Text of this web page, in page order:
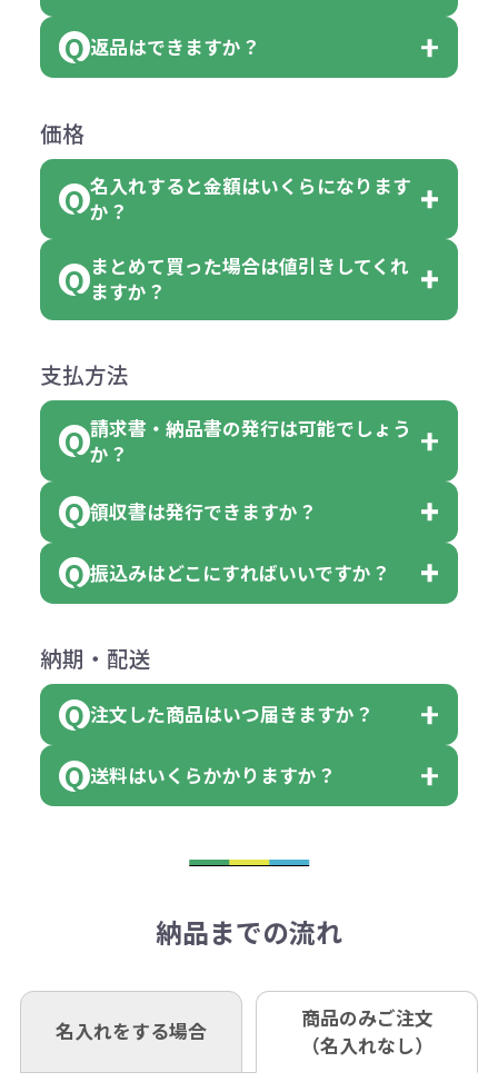
は、100個以上でしたら、何個でも
可能です。
但し、ロゴなど名入れ印刷をされる
費用）
れ等分で100個ずつ入って参ります。
（割り切れない場合は数個単位で前
後する場合もございます）
色指定できる商品に付きましては商
品詳細の購入の所で色が選べるよう
になっております。
す。
い。
例えば…
クエアトート」を300個注文した場
クエアトート」は10個単位でしたら
色を指定出来るので、ピンクを100
個、ブルーを90個、イエローを110
【色指定の仕方】
数量を入力の欄で、ご希望の本体色
に必要な個数を入力ください。
※10個単位など購入できる単位が決
はまらない数を入力すると、アラー
アラートに従って数を調整してくだ
お客様都合でのキャンセルは、制作
がございます。
ご注文の際は、十分にご確認・ご検
返品はできますか？
めご了承ください。
ただし下記の場合は承っております
●初期不良または不良品（破損、故
障）の場合
合
●名入れ、オリジナルの内容が異な
っていた場合
または返金にて対応させていただき
ます。
その際不良品については送料着払い
ください。
（商品の状態により、対応が変わる
※不良商品をご返却いただけない場
います。あらかじめご了承くださ
※不良商品は商品到着後7営業日以
お問合せ先
0120-979-907
価格
名入れすると金額はいくらになります
か？
名入れありの場合の代金の計算方法
は下記の通りです。
計算例：
＜1色印刷の場合＞
（提供価格（商品代）+名入れ費用
（印刷代））×枚数+製版代
（提供価格（商品代）+名入れ費用
×色数
※例えば2色印刷の場合には、名入
れ費用が2倍、製版代が2倍必要で
す。
相談下さい。
なお、印刷代はボリュームディスカ
同じ版で多くの数量を印刷すると、1
個当たりの印刷代単価がお安くなり
まとめて買った場合は値引きしてくれ
ますか？
商品によりますが、お見積もりさせ
ていただきます。
見積もりサポートから個別でお問い
支払方法
請求書・納品書の発行は可能でしょう
か？
会員様はマイページより各種帳票の
ダウンロードが可能です。
詳しくはこちらはご確認ください。
領収書のダウンロード
領収書は発行できますか？
会員様はマイページより各種帳票の
詳しくはこちらはご確認ください。
振込みはどこにすればいいですか？
下記口座にお願いします。
■三菱UFJ銀行
小田井支店（おたいしてん）
■ゆうちょ銀行（振替口座）
口座名 株式会社モノベーション
※振り込み手数料はお客さま負担と
なりますのでご注意ください。
納期・配送
注文した商品はいつ届きますか？
既製品の場合、ご入金確認後3営業
ご入金確認後約3週間となります。
定しているものもあります。
あれば、午前中までにご注文とご入
金いただければ翌日着でお送りする
送料はいくらかかりますか？
き別途申し受けます。
も複数ヶ所への納品の場合、別途送
料頂戴する場合がございます。
納品までの流れ
名入れをする場合
商品のみご注文
（名入れなし）